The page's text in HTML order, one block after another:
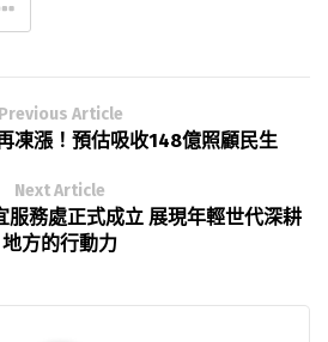
Previous Article
凍漲！預估吸收148億照顧民生
Next Article
服務處正式成立 展現年輕世代深耕
地方的行動力